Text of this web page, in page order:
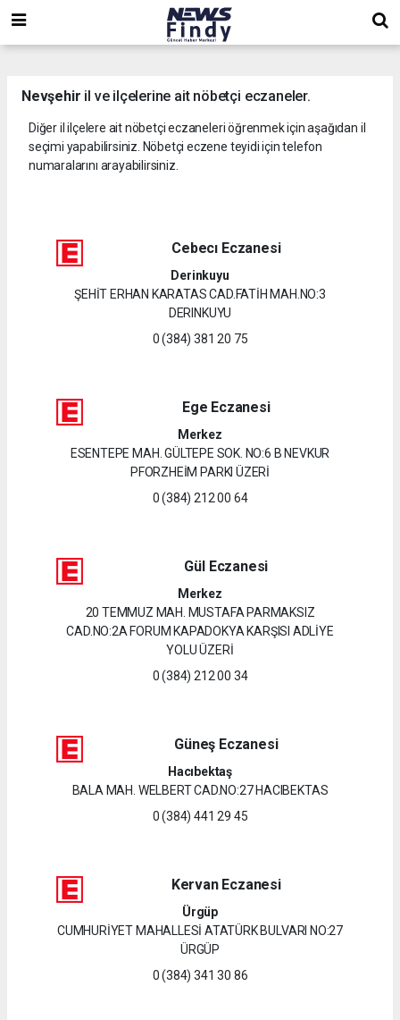
Nevşehir il ve ilçelerine ait nöbetçi eczaneler.
Diğer il ilçelere ait nöbetçi eczaneleri öğrenmek için aşağıdan il
seçimi yapabilirsiniz. Nöbetçi eczene teyidi için telefon
numaralarını arayabilirsiniz.
Cebecı Eczanesi
Derinkuyu
ŞEHİT ERHAN KARATAS CAD.FATİH MAH.NO:3
DERINKUYU
0 (384) 381 20 75
Ege Eczanesi
Merkez
ESENTEPE MAH. GÜLTEPE SOK. NO:6 B NEVKUR
PFORZHEİM PARKI ÜZERİ
0 (384) 212 00 64
Gül Eczanesi
Merkez
20 TEMMUZ MAH. MUSTAFA PARMAKSIZ
CAD.NO:2A FORUM KAPADOKYA KARŞISI ADLİYE
YOLU ÜZERİ
0 (384) 212 00 34
Güneş Eczanesi
Hacıbektaş
BALA MAH. WELBERT CAD.NO:27 HACIBEKTAS
0 (384) 441 29 45
Kervan Eczanesi
Ürgüp
CUMHURİYET MAHALLESİ ATATÜRK BULVARI NO:27
ÜRGÜP
0 (384) 341 30 86